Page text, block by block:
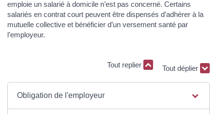
emploie un salarié à domicile n’est pas concerné. Certains
salariés en contrat court peuvent être dispensés d’adhérer à la
mutuelle collective et bénéficier d’un versement santé par
l’employeur.
Tout replier
Tout déplier
Obligation de l'employeur